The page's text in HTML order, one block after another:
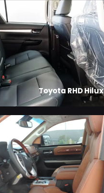
Toyota RHD Hilux